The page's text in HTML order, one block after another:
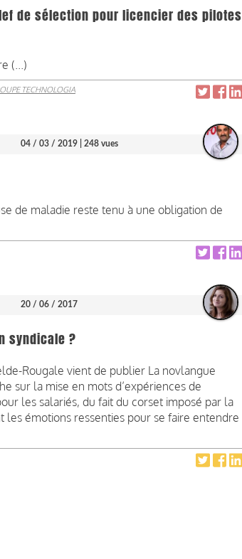
de sélection pour licencier des pilotes
(...)
TECHNOLOGIA
04 / 03 / 2019 | 248 vues
de maladie reste tenu à une obligation de
20 / 06 / 2017
syndicale ?
Rougale vient de publier La novlangue
sur la mise en mots d’expériences de
les salariés, du fait du corset imposé par la
émotions ressenties pour se faire entendre